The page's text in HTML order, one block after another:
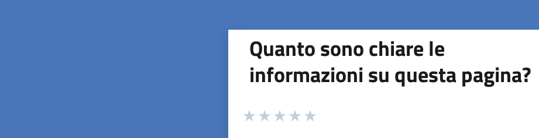
Quanto sono chiare le
informazioni su questa pagina?
Valuta da 1 a 5 stelle la pagina